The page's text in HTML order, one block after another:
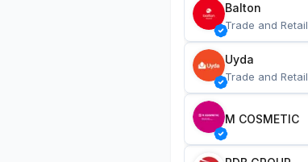
Balton
Trade and Retail
Uyda
Trade and Retail
M COSMETIC